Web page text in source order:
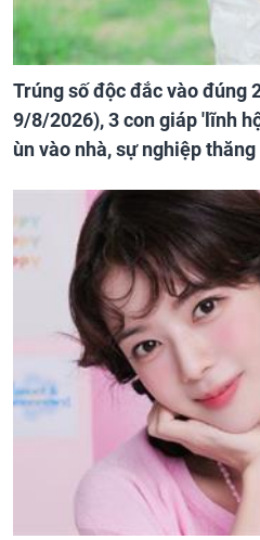
Trúng số độc đắc vào đúng
9/8/2026), 3 con giáp 'lĩnh
ùn vào nhà, sự nghiệp